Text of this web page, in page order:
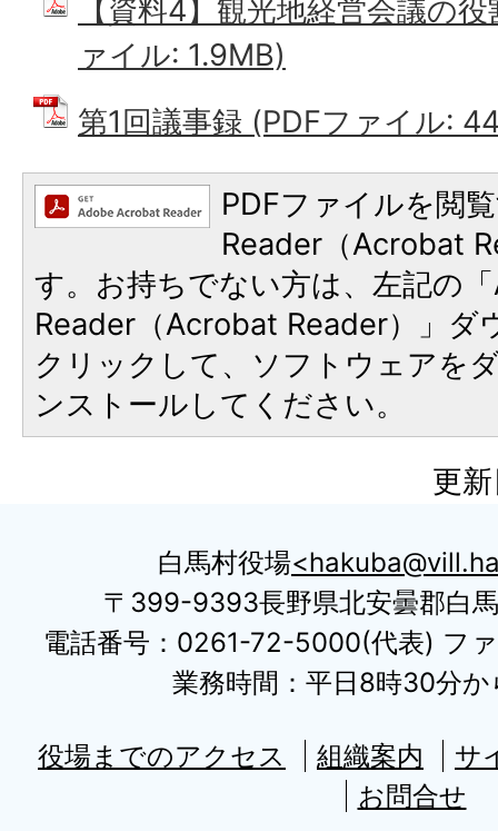
【資料4】観光地経営会議の
ァイル: 1.9MB)
第1回議事録 (PDFファイル:
PDFファイルを閲
Reader（Acrobat
す。お持ちでない方は、左記の
Reader（Acrobat Reader）」ダ
クリックして、ソフトウェアを
ンストールしてください。
更
白馬村役場
〒399-9393長野県北安曇郡白
電話番号：0261-72-5000(代表) フ
業務時間：平日8時30分か
役場までのアクセス 組織案内
サ
お問合せ